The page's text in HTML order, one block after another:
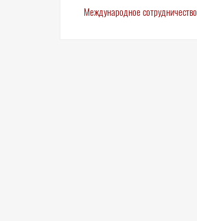
Международное сотрудничество